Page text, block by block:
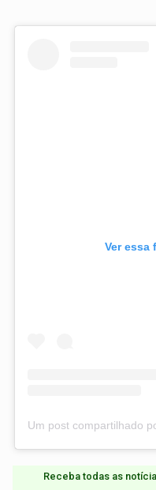
Ver essa
Receba todas as